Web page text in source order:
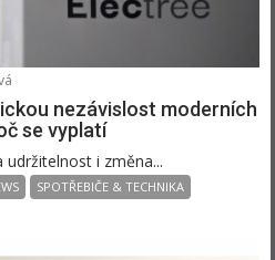
nezávislost moderních
se vyplatí
udržitelnost i změna...
SPOTŘEBIČE & TECHNIKA